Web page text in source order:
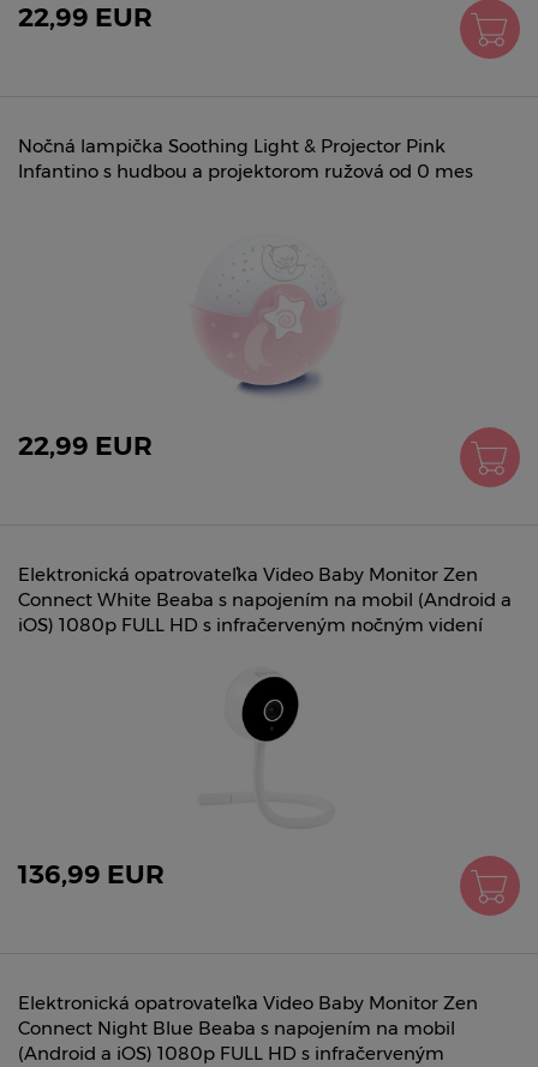
22,99 EUR
Nočná lampička Soothing Light & Projector Pink
Infantino s hudbou a projektorom ružová od 0 mes
22,99 EUR
Elektronická opatrovateľka Video Baby Monitor Zen
Connect White Beaba s napojením na mobil (Android a
iOS) 1080p FULL HD s infračerveným nočným videní
136,99 EUR
Elektronická opatrovateľka Video Baby Monitor Zen
Connect Night Blue Beaba s napojením na mobil
(Android a iOS) 1080p FULL HD s infračerveným